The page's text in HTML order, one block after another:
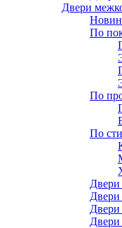
Двери
По
По
По
Двери
Двери
Двери